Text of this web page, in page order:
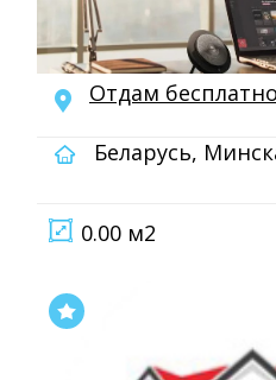
Отдам
Беларусь,
0.00 м2